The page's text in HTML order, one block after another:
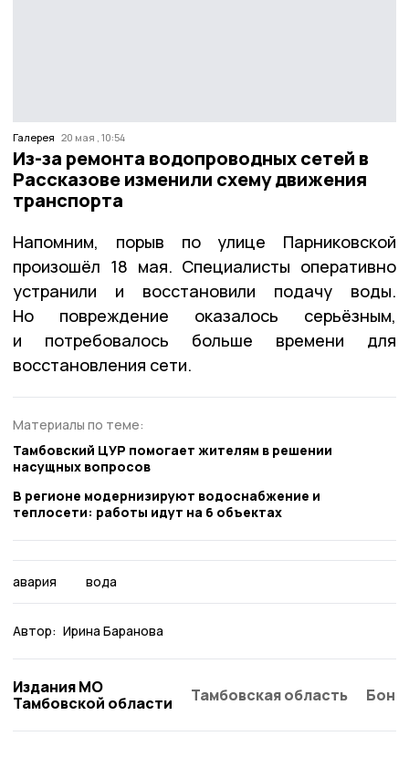
Галерея 20 мая , 10:54
Из-за ремонта водопроводных сетей в
Рассказове изменили схему движения
транспорта
Напомним, порыв по улице Парниковской
произошёл 18 мая. Специалисты оперативно
устранили и восстановили подачу воды.
Но повреждение оказалось серьёзным,
и потребовалось больше времени для
восстановления сети.
Материалы по теме:
Тамбовский ЦУР помогает жителям в решении
насущных вопросов
В регионе модернизируют водоснабжение и
теплосети: работы идут на 6 объектах
авария вода
Автор: Ирина Баранова
Издания МО
Тамбовской области
Тамбовская область